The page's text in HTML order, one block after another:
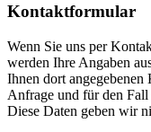
Kontaktformular
Wenn Sie uns per
werden Ihre Angaben
Ihnen dort
Anfrage und für den Fall
Diese Daten geben wir